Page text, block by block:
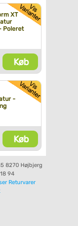
XT
Poleret
Køb
-
Køb
8270 Højbjerg
94
Returvarer